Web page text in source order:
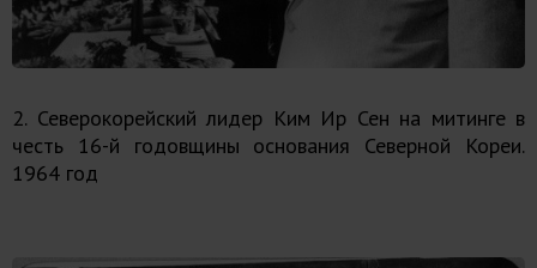
2. Северокорейский лидер Ким Ир Сен на митинге в
честь 16-й годовщины основания Северной Кореи.
1964 год